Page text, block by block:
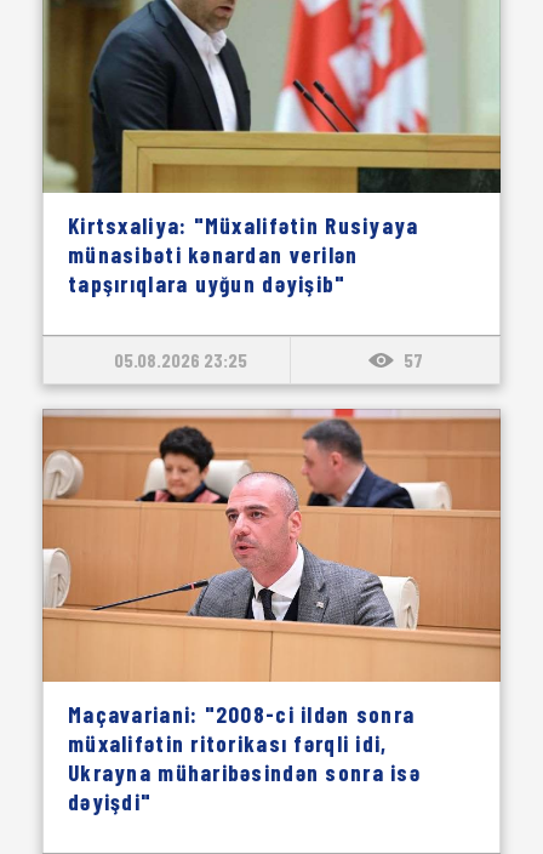
Kirtsxaliya: "Müxalifətin Rusiyaya
münasibəti kənardan verilən
tapşırıqlara uyğun dəyişib"
05.08.2026 23:25 57
Maçavariani: "2008-ci ildən sonra
müxalifətin ritorikası fərqli idi,
Ukrayna müharibəsindən sonra isə
dəyişdi"